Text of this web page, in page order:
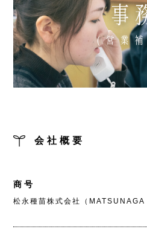
事
(営業
会社概要
商号
松永種苗株式会社（